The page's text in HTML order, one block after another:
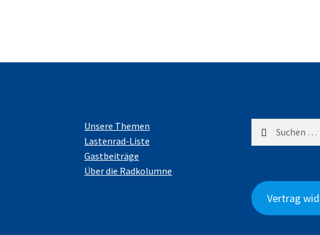
Unsere Themen
Lastenrad-Liste
Gastbeiträge
Über die Radkolumne
nach:
Vertrag